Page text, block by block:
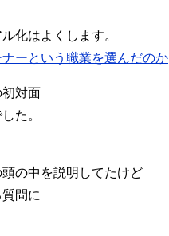
化はよくします。
ーという職業を選んだのか
対面
た。
の中を説明してたけど
問に